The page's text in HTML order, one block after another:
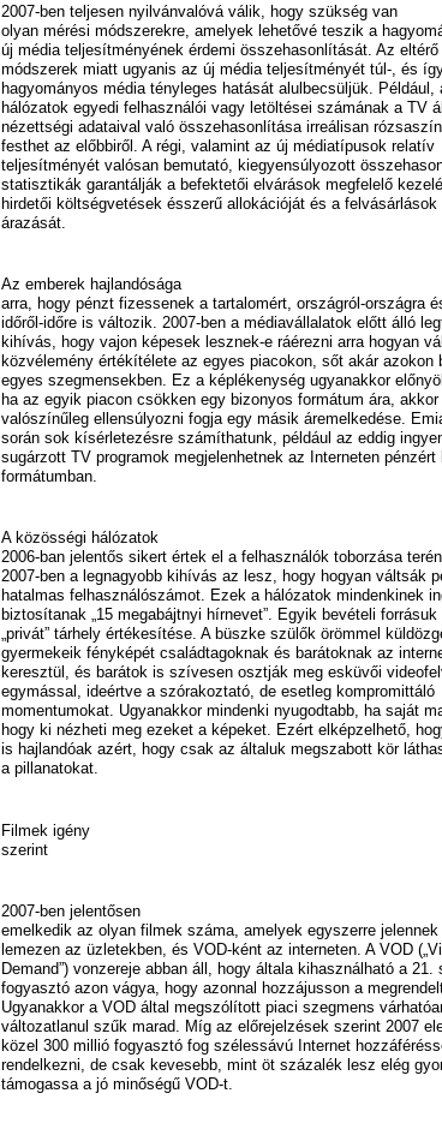
2007-ben teljesen nyilvánvalóvá válik, hogy szükség van
olyan mérési módszerekre, amelyek lehetővé teszik a
új média teljesítményének érdemi összehasonlítását. Az eltérő
módszerek miatt ugyanis az új média teljesítményét túl-, és
hagyományos média tényleges hatását alulbecsüljük. Például,
hálózatok egyedi felhasználói vagy letöltései számának a TV
nézettségi adataival való összehasonlítása irreálisan
festhet az előbbiről. A régi, valamint az új médiatípusok relatív
teljesítményét valósan bemutató, kiegyensúlyozott
statisztikák garantálják a befektetői elvárások megfelelő
hirdetői költségvetések ésszerű allokációját és a felvásárlások
árazását.
Az emberek hajlandósága
arra, hogy pénzt fizessenek a tartalomért, országról-országra
időről-időre is változik. 2007-ben a médiavállalatok előtt álló
kihívás, hogy vajon képesek lesznek-e ráérezni arra hogyan
közvélemény értékítélete az egyes piacokon, sőt akár azokon
egyes szegmensekben. Ez a képlékenység ugyanakkor
ha az egyik piacon csökken egy bizonyos formátum ára,
valószínűleg ellensúlyozni fogja egy másik áremelkedése.
során sok kísérletezésre számíthatunk, például az eddig
sugárzott TV programok megjelenhetnek az Interneten pénzért
formátumban.
A közösségi hálózatok
2006-ban jelentős sikert értek el a felhasználók toborzása
2007-ben a legnagyobb kihívás az lesz, hogy hogyan váltsák
hatalmas felhasználószámot. Ezek a hálózatok mindenkinek
biztosítanak „15 megabájtnyi hírnevet”. Egyik bevételi forrásuk
„privát” tárhely értékesítése. A büszke szülők örömmel
gyermekeik fényképét családtagoknak és barátoknak az
keresztül, és barátok is szívesen osztják meg esküvői
egymással, ideértve a szórakoztató, de esetleg kompromittáló
momentumokat. Ugyanakkor mindenki nyugodtabb, ha saját
hogy ki nézheti meg ezeket a képeket. Ezért elképzelhető,
is hajlandóak azért, hogy csak az általuk megszabott kör
a pillanatokat.
Filmek igény
szerint
2007-ben jelentősen
emelkedik az olyan filmek száma, amelyek egyszerre jelennek
lemezen az üzletekben, és VOD-ként az interneten. A VOD
Demand”) vonzereje abban áll, hogy általa kihasználható a 21.
fogyasztó azon vágya, hogy azonnal hozzájusson a
Ugyanakkor a VOD által megszólított piaci szegmens
változatlanul szűk marad. Míg az előrejelzések szerint 2007
közel 300 millió fogyasztó fog szélessávú Internet
rendelkezni, de csak kevesebb, mint öt százalék lesz elég
támogassa a jó minőségű VOD-t.